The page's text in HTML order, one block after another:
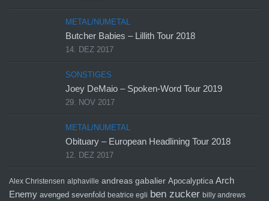
METAL/NUMETAL
Butcher Babies – Lillith Tour 2018
14. DEZ 2017
SONSTIGES
Joey DeMaio – Spoken-Word Tour 2019
29. NOV 2017
METAL/NUMETAL
Obituary – European Headlining Tour 2018
12. DEZ 2017
Alex Christensen alphaville andreas gabalier Apocalyptica Arch
Enemy avenged sevenfold beatrice egli ben zucker billy andrews